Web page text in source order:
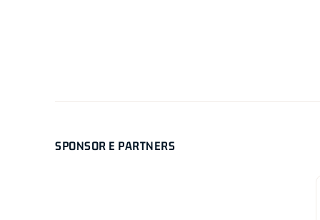
SPONSOR E PARTNERS